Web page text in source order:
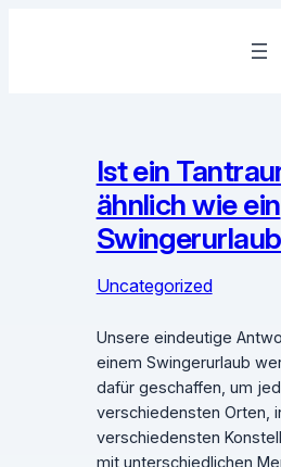
Ist ein
ähnlich wie ein
Uncategorized
Unsere eindeutige
einem Swingerurlaub
dafür geschaffen, um
verschiedensten Orten,
verschiedensten
mit unterschiedlichen